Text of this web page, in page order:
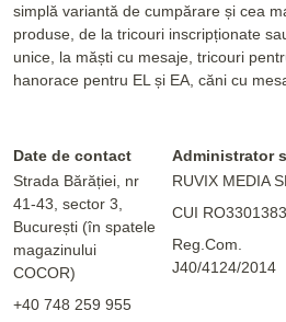
simplă variantă de cumpărare și cea
produse, de la tricouri inscripționate
unice, la măști cu mesaje, tricouri
hanorace pentru EL și EA, căni cu
Date de contact
Strada Bărăției, nr
41-43, sector 3,
București (în spatele
magazinului
COCOR)
+40 748 259 955
Administrator
RUVIX MEDIA
CUI
Reg.Com.
J40/4124/2014